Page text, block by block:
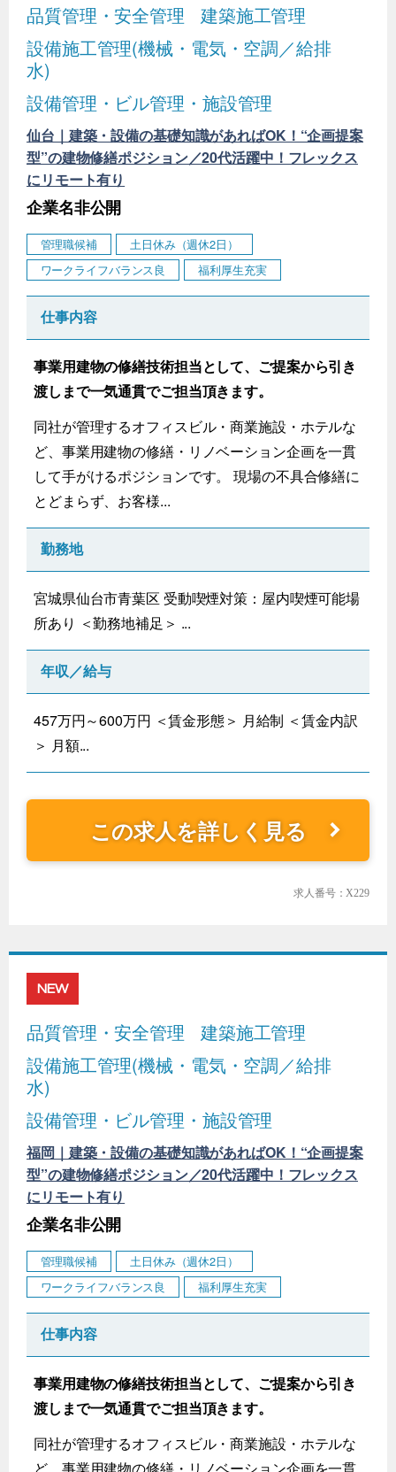
品質管理・安全管理
建築施工管理
設備施工管理(機械・電気・空調／給排
水)
設備管理・ビル管理・施設管理
仙台｜建築・設備の基礎知識があればOK！“企画提案
型”の建物修繕ポジション／20代活躍中！フレックス
にリモート有り
企業名非公開
管理職候補
土日休み（週休2日）
ワークライフバランス良
福利厚生充実
仕事内容
事業用建物の修繕技術担当として、ご提案から引き
渡しまで一気通貫でご担当頂きます。
同社が管理するオフィスビル・商業施設・ホテルな
ど、事業用建物の修繕・リノベーション企画を一貫
して手がけるポジションです。 現場の不具合修繕に
とどまらず、お客様...
勤務地
宮城県仙台市青葉区 受動喫煙対策：屋内喫煙可能場
所あり ＜勤務地補足＞ ...
年収／給与
457万円～600万円 ＜賃金形態＞ 月給制 ＜賃金内訳
＞ 月額...
この求人を詳しく見る
求人番号：X229
NEW
品質管理・安全管理
建築施工管理
設備施工管理(機械・電気・空調／給排
水)
設備管理・ビル管理・施設管理
福岡｜建築・設備の基礎知識があればOK！“企画提案
型”の建物修繕ポジション／20代活躍中！フレックス
にリモート有り
企業名非公開
管理職候補
土日休み（週休2日）
ワークライフバランス良
福利厚生充実
仕事内容
事業用建物の修繕技術担当として、ご提案から引き
渡しまで一気通貫でご担当頂きます。
同社が管理するオフィスビル・商業施設・ホテルな